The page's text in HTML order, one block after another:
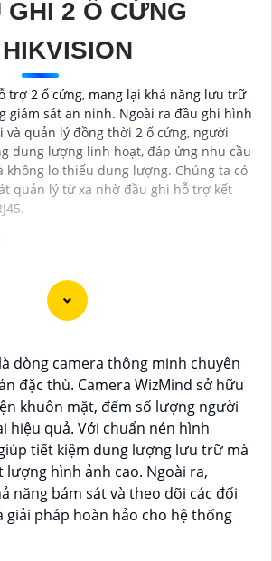
2 Ổ CỨNG
HIKVISION
trợ 2 ổ cứng, mang lại khả năng lưu trữ
giám sát an ninh. Ngoài ra đầu ghi hình
và quản lý đồng thời 2 ổ cứng, người
dung lượng linh hoạt, đáp ứng nhu cầu
không lo thiếu dung lượng. Chúng ta có
quản lý từ xa nhờ đầu ghi hỗ trợ kết
là một mẫu văn bản giới thiệu dành
camera Hikvision giá rẻ và chuyên
trọng giới thiệu đến quý vị dịch vụ
giá rẻ và chuyên nghiệp cho
năm trong lĩnh vực lắp đặt
ngũ kỹ thuật viên của chúng tôi
cho quý vị những giải pháp an
tin cậy và tiết kiệm chi phí.
dòng camera thông minh chuyên
đặc thù. Camera WizMind sở hữu
khuôn mặt, đếm số lượng người
hiệu quả. Với chuẩn nén hình
tiết kiệm dung lượng lưu trữ mà
lượng hình ảnh cao. Ngoài ra,
năng bám sát và theo dõi các đối
giải pháp hoàn hảo cho hệ thống